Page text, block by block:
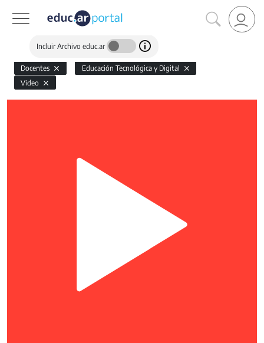
Incluir Archivo educ.ar
Docentes
Educación Tecnológica y Digital
Video